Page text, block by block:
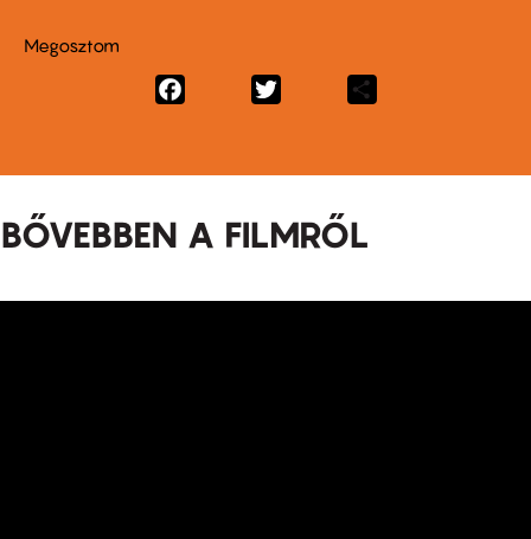
Megosztom
Facebook
BŐVEBBEN A FILMRŐL